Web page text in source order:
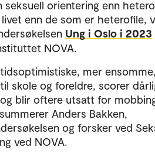
seksuell orientering enn
enn de som er heterofile,
Ung i Oslo i 2023
NOVA.
mer
skole og foreldre, scorer
blir oftere utsatt for
Anders Bakken,
og forsker ved
ved NOVA.